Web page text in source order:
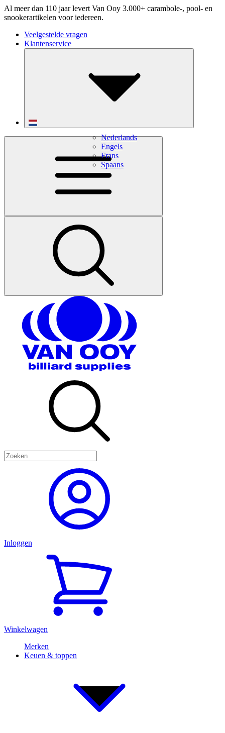
Al meer dan 110 jaar levert Van Ooy 3.000+ carambole-, pool- en
snookerartikelen voor iedereen.
Veelgestelde vragen
Klantenservice
Nederlands
Engels
Frans
Spaans
Inloggen
Winkelwagen
Merken
Keuen & toppen